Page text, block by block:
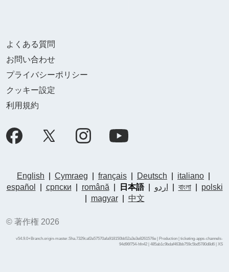
よくある質問
お問い合わせ
プライバシーポリシー
クッキー設定
利用規約
English Cymraeg français Deutsch italiano
español
српски română 日本語| اردو বাংলা|
polski
magyar| 中文
© 著作権 2026
v54.9.0+Branch.origin-master.Sha.7329caf2e57570afa918150bb52a3e3e8261576e | Production | ticketing-apps-channels-
94d96f754-hfn42 | 485ab1c9bdaf463bb759c5bd5780d8d6 | XS